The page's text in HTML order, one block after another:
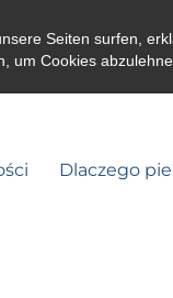
Seiten surfen,
um Cookies
Dlaczego